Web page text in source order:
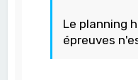
Le planning
épreuves